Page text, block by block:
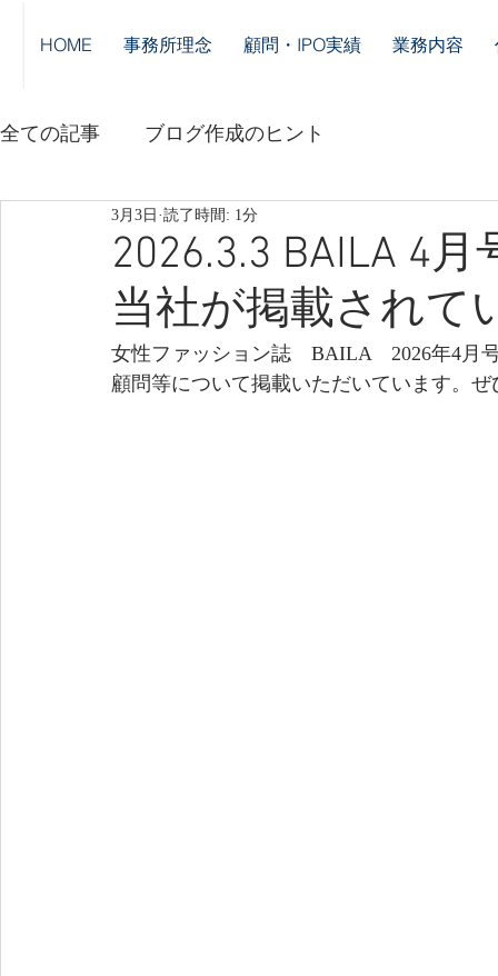
HOME 事務所理念 顧問・IPO実績 業務内容
全ての記事 ブログ作成のヒント
2026.3.3 BAILA 4
当社が掲載されて
3月3日 読了時間: 1分
女性ファッション誌　BAILA　2026年4月
顧問等について掲載いただいています。